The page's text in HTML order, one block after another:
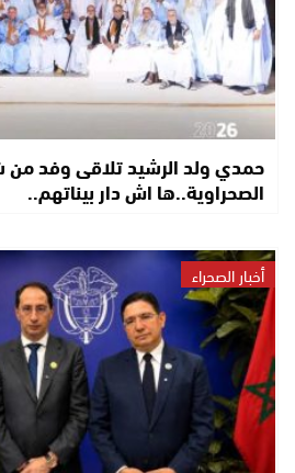
حمدي ولد الرشيد تلاقى وفد من
الصحراوية..ها اش دار بيناتهم..
أخبار الصحراء